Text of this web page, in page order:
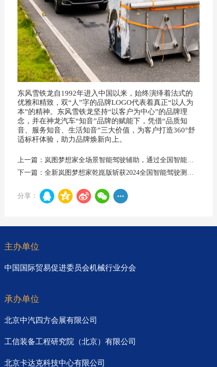
东风雪铁龙自1992年进入中国以来，始终演绎着法式的
优雅和精致，双“人”字的品牌LOGO代表着真正“以人为
本”的精神。东风雪铁龙坚持“以客户为中心”的品牌理
念，并在神龙汽车“知音”品牌的赋能下，凭借“品质知
音、服务知音、生活知音”三大价值，为客户打造360°舒
适标杆体验，助力品牌焕新向上。
上一篇：岚图梦想家全场景智能驾驶辅助，通过全国智能驾驶测试赛考验，为用户带来智能用车安心体验
分享：
主办单位
中国国际贸易促进委员会机械行业分会
承办单位
北京中汽四方会展有限公司
工信装备工程研究院（北京）有限公司
北京卡达克科技中心有限公司